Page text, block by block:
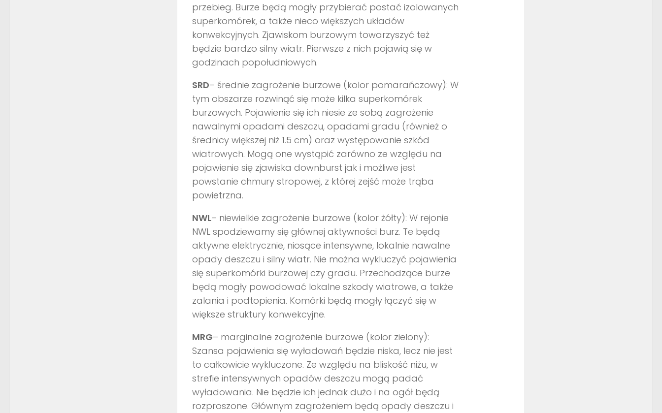
przebieg. Burze będą mogły przybierać postać izolowanych
superkomórek, a także nieco większych układów
konwekcyjnych. Zjawiskom burzowym towarzyszyć też
będzie bardzo silny wiatr. Pierwsze z nich pojawią się w
godzinach popołudniowych.
SRD– średnie zagrożenie burzowe (kolor pomarańczowy): W
tym obszarze rozwinąć się może kilka superkomórek
burzowych. Pojawienie się ich niesie ze sobą zagrożenie
nawalnymi opadami deszczu, opadami gradu (również o
średnicy większej niż 1.5 cm) oraz występowanie szkód
wiatrowych. Mogą one wystąpić zarówno ze względu na
pojawienie się zjawiska downburst jak i możliwe jest
powstanie chmury stropowej, z której zejść może trąba
powietrzna.
NWL– niewielkie zagrożenie burzowe (kolor żółty): W rejonie
NWL spodziewamy się głównej aktywności burz. Te będą
aktywne elektrycznie, niosące intensywne, lokalnie nawalne
opady deszczu i silny wiatr. Nie można wykluczyć pojawienia
się superkomórki burzowej czy gradu. Przechodzące burze
będą mogły powodować lokalne szkody wiatrowe, a także
zalania i podtopienia. Komórki będą mogły łączyć się w
większe struktury konwekcyjne.
MRG– marginalne zagrożenie burzowe (kolor zielony):
Szansa pojawienia się wyładowań będzie niska, lecz nie jest
to całkowicie wykluczone. Ze względu na bliskość niżu, w
strefie intensywnych opadów deszczu mogą padać
wyładowania. Nie będzie ich jednak dużo i na ogół będą
rozproszone. Głównym zagrożeniem będą opady deszczu i